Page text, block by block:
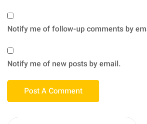
Notify me of follow-up comments by
Notify me of new posts by email.